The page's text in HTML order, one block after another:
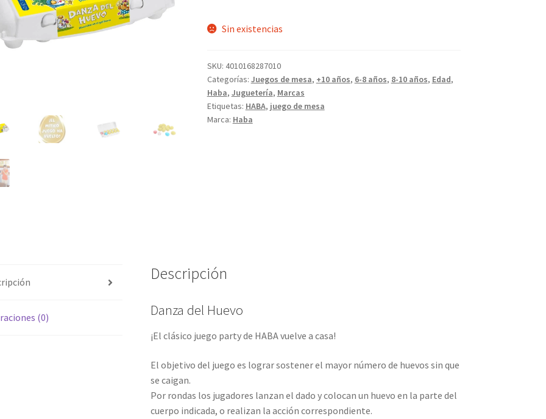
Sin existencias
SKU: 4010168287010
Categorías: Juegos de mesa, +10 años, 6-8 años, 8-10 años, Edad,
Haba, Juguetería, Marcas
Etiquetas: HABA, juego de mesa
Marca: Haba
(0)
Descripción
Danza del Huevo
¡El clásico juego party de HABA vuelve a casa!
El objetivo del juego es lograr sostener el mayor número de huevos sin que
se caigan.
Por rondas los jugadores lanzan el dado y colocan un huevo en la parte del
cuerpo indicada, o realizan la acción correspondiente.